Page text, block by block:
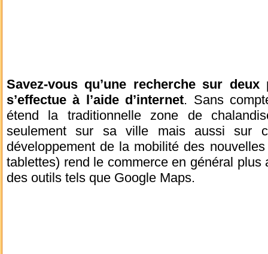
Savez-vous qu’une recherche sur
s’effectue à l’aide d’internet. Sans
étend la traditionnelle zone de
seulement sur sa ville mais aussi sur
développement de la mobilité des
tablettes) rend le commerce en général
des outils tels que Google Maps.